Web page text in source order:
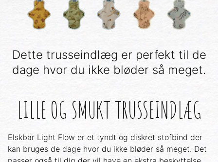
Dette trusseindlæg er perfekt til de
dage hvor du ikke bløder så meget.
LILLE OG SMUKT TRUSSEINDLÆG
Elskbar Light Flow er et tyndt og diskret stofbind der
kan bruges de dage hvor du ikke bløder så meget. Det